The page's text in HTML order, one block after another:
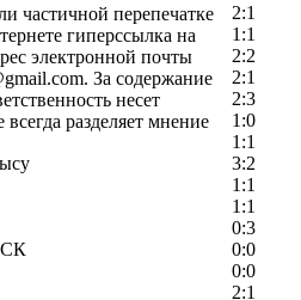
2:1
1:1
2:2
2:1
2:3
1:0
1:1
3:2
1:1
1:1
0:3
СК
0:0
0:0
2:1
частичной перепечатке
гиперссылка на
электронной почты
За содержание
несет
разделяет мнение